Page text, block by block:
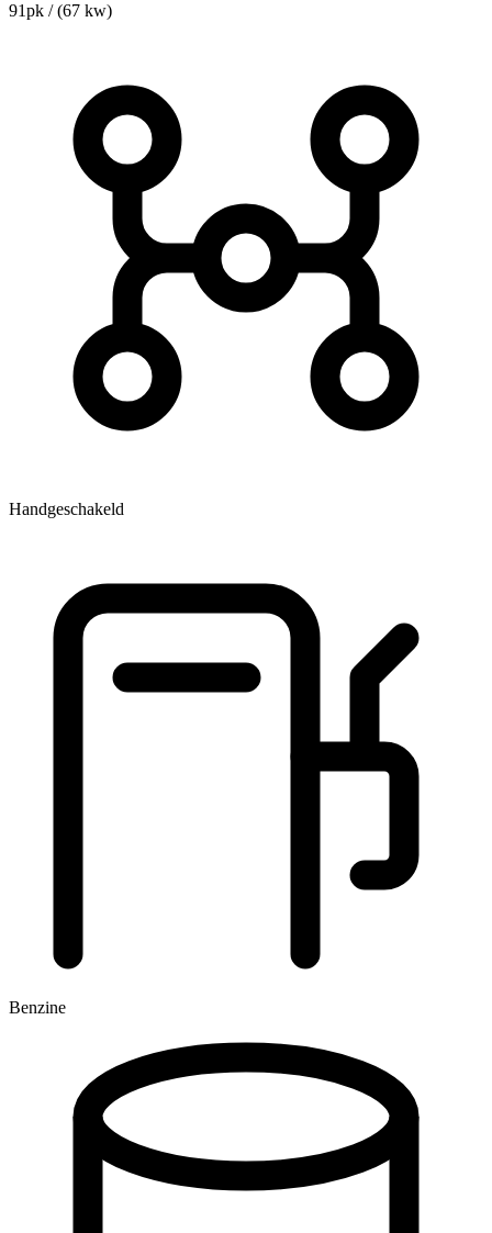
91pk / (67 kw)
Handgeschakeld
Benzine